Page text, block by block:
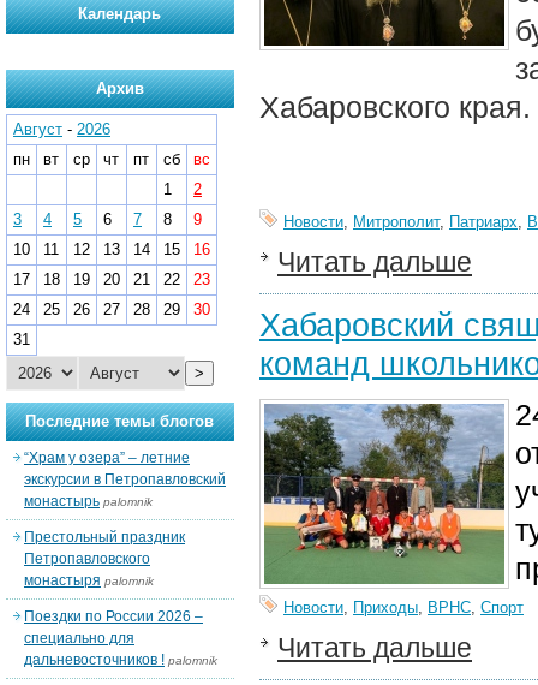
Хабаровского края.
Новости, Митрополит, Патриарх,
Читать дальше
Хабаровский
команд
Новости, Приходы, ВРНС, Спорт
Читать дальше
Календарь
Архив
Август - 2026
пн
вт ср чт пт сб
вс
1
2
3
4 5 6 7 8
9
10
11 12 13 14 15
16
17
18 19 20 21 22
23
24
25 26 27 28 29
30
31
>
Последние темы блогов
“Храм у озера” – летние
экскурсии в Петропавловский
монастырь palomnik
Престольный праздник
Петропавловского
монастыря palomnik
Поездки по России 2026 –
специально для
дальневосточников ! palomnik